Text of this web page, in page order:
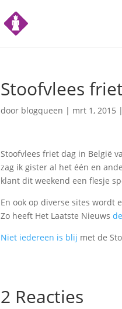
Stoofvlees
door blogqueen | mrt 1, 2015 |
Stoofvlees friet dag in België
zag ik gister al het één en
klant dit weekend een flesje
En ook op diverse sites wordt
Zo heeft Het Laatste Nieuws
Niet iedereen is blij met de
2 Reacties